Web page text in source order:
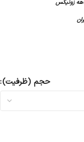
حجم (ظرفیت)